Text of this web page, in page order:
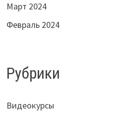
Март 2024
Февраль 2024
Рубрики
Видеокурсы